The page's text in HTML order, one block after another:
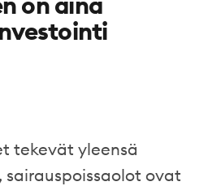
tekevät yleensä
ovat